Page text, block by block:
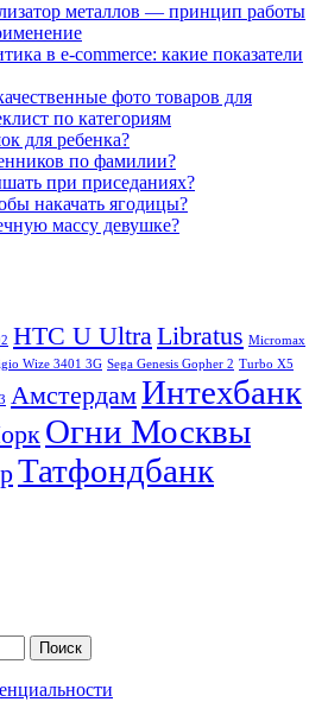
металлов — принцип работы
в e-commerce: какие показатели
фото товаров для
по категориям
для ребенка?
по фамилии?
при приседаниях?
накачать ягодицы?
массу девушке?
HTC U UltraLibratus Micromax
Wize 3401 3G Sega Genesis Gopher 2 Turbo X5
АмстердамИнтехбанк
Огни Москвы
Татфондбанк